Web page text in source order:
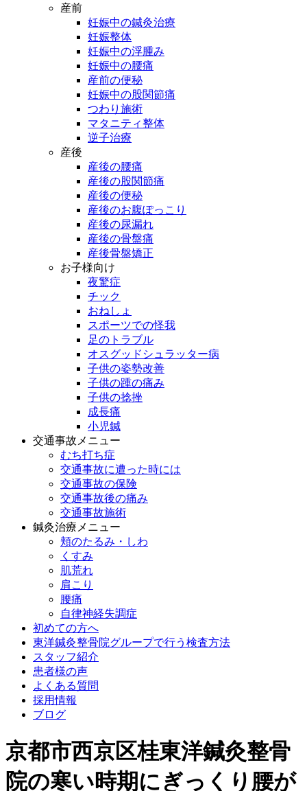
産前
妊娠中の鍼灸治療
妊娠整体
妊娠中の浮腫み
妊娠中の腰痛
産前の便秘
妊娠中の股関節痛
つわり施術
マタニティ整体
逆子治療
産後
産後の腰痛
産後の股関節痛
産後の便秘
産後のお腹ぽっこり
産後の尿漏れ
産後の骨盤痛
産後骨盤矯正
お子様向け
夜驚症
チック
おねしょ
スポーツでの怪我
足のトラブル
オスグッドシュラッター病
子供の姿勢改善
子供の踵の痛み
子供の捻挫
成長痛
小児鍼
交通事故メニュー
むち打ち症
交通事故に遭った時には
交通事故の保険
交通事故後の痛み
交通事故施術
鍼灸治療メニュー
頬のたるみ・しわ
くすみ
肌荒れ
肩こり
腰痛
自律神経失調症
初めての方へ
東洋鍼灸整骨院グループで行う検査方法
スタッフ紹介
患者様の声
よくある質問
採用情報
ブログ
京都市西京区桂東洋鍼灸整骨
院の寒い時期にぎっくり腰が